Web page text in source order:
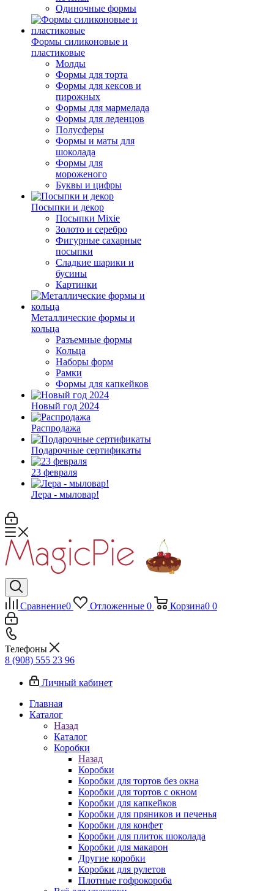
Одиночные формы
Формы силиконовые и
пластиковые
Молды
Формы для торта
Формы для кексов и
пирожных
Формы для мармелада
Формы для леденцов
Полусферы
Формы и маты для
шоколада
Формы для
мороженого
Буквы и цифры
Посыпки и декор
Посыпки Mixie
Золото и серебро
Фигурные сахарные
посыпки
Сладкие шарики и
бусины
Картинки
Металлические формы и
кольца
Разъемные формы
Кольца
Наборы форм
Рамки
Формы для капкейков
Новый год 2024
Распродажа
Подарочные сертификаты
23 февраля
Лера - мыловар!
Сравнение0 Отложенные 0 Корзина0 0
Телефоны
8 (908) 555 23 96
Личный кабинет
Главная
Каталог
Назад
Каталог
Коробки
Назад
Коробки
Коробки для тортов без окна
Коробки для тортов с окном
Коробки для капкейков
Коробки для пряников и печенья
Коробки для конфет
Коробки для плиток шоколада
Коробки для макарон
Другие коробки
Коробки для рулетов
Плотные гофрокороба